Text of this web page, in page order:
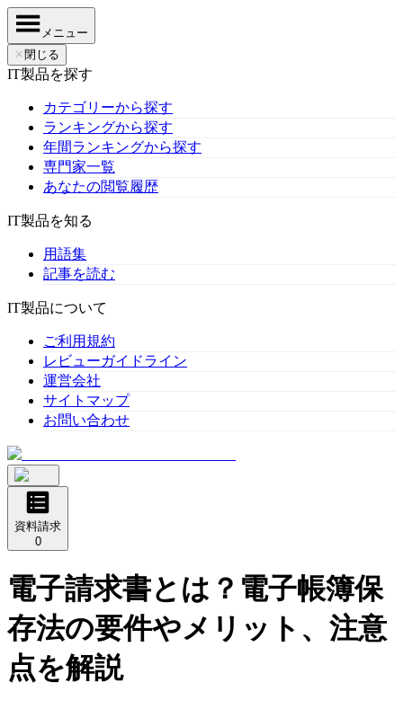
メニュー
✕ 閉じる
IT製品を探す
カテゴリーから探す
ランキングから探す
年間ランキングから探す
専門家一覧
あなたの閲覧履歴
IT製品を知る
用語集
記事を読む
IT製品について
ご利用規約
レビューガイドライン
運営会社
サイトマップ
お問い合わせ
資料請求
0
電子請求書とは？電子帳簿保
存法の要件やメリット、注意
点を解説